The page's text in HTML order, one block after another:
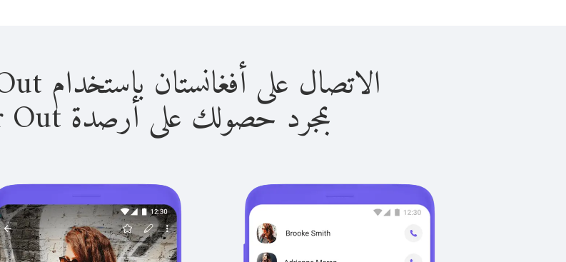
الاتصال على أفغانستان باستخدام Viber Out سهل للغاية.
بمجرد حصولك على أرصدة Viber Out، يمكنك: